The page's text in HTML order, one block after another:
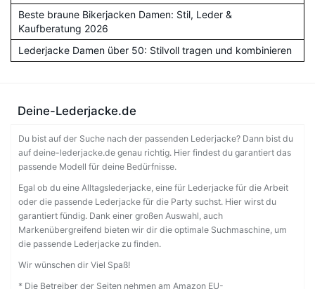
Beste braune Bikerjacken Damen: Stil, Leder &
Kaufberatung 2026
Lederjacke Damen über 50: Stilvoll tragen und kombinieren
Deine-Lederjacke.de
Du bist auf der Suche nach der passenden Lederjacke? Dann bist du
auf deine-lederjacke.de genau richtig. Hier findest du garantiert das
passende Modell für deine Bedürfnisse.
Egal ob du eine Alltagslederjacke, eine für Lederjacke für die Arbeit
oder die passende Lederjacke für die Party suchst. Hier wirst du
garantiert fündig. Dank einer großen Auswahl, auch
Markenübergreifend bieten wir dir die optimale Suchmaschine, um
die passende Lederjacke zu finden.
Wir wünschen dir Viel Spaß!
* Die Betreiber der Seiten nehmen am Amazon EU-